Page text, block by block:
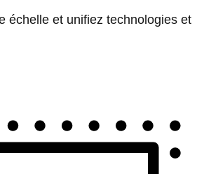
échelle et unifiez technologies et